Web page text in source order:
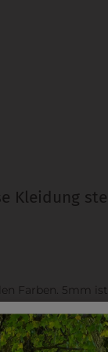
Kleidung
Farben. 5mm ist
Für Logos
bis zu 95°C.